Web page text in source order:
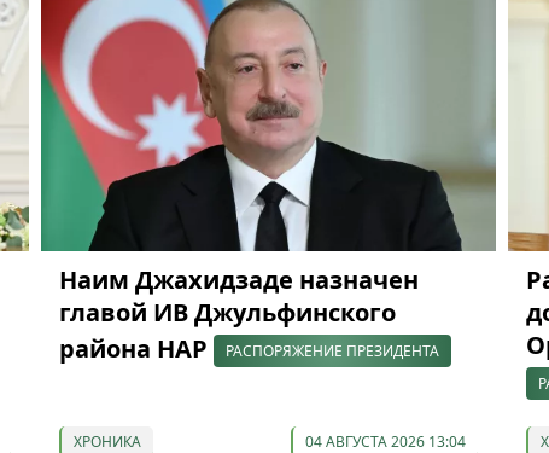
Наим Джахидзаде назначен
главой ИВ Джульфинского
района НАР
РАСПОРЯЖЕНИЕ ПРЕЗИДЕНТА
ХРОНИКА 04 АВГУСТА 2026 13:04